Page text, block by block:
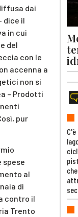
dai
dice il
in cui
del
con le
accenna a
non si
– Prodotti
pur
spese
al
di
contro il
Trento